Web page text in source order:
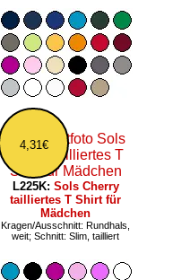
4,31€
L225K: Sols Cherry
tailliertes T Shirt für
Mädchen
Kragen/Ausschnitt: Rundhals,
weit; Schnitt: Slim, tailliert